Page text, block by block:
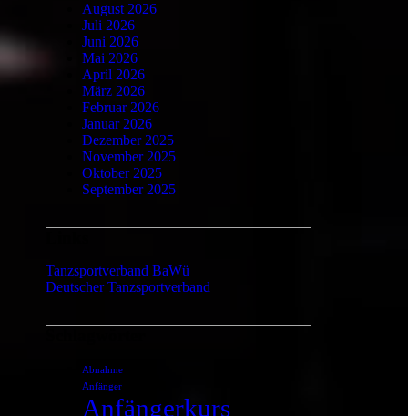
August 2026
Juli 2026
Juni 2026
Mai 2026
April 2026
März 2026
Februar 2026
Januar 2026
Dezember 2025
November 2025
Oktober 2025
September 2025
Tanzsportverband BaWü
Deutscher Tanzsportverband
Abnahme
Anfänger
Anfängerkurs